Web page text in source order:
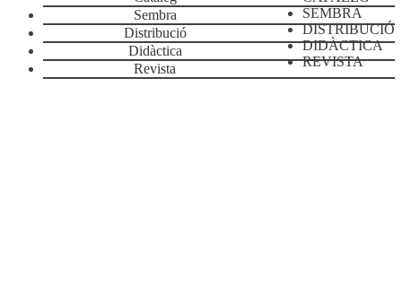
SEMBRA
DISTRIBUCIÓ
DIDÀCTICA
REVISTA
Sembra
Distribució
Didàctica
Revista